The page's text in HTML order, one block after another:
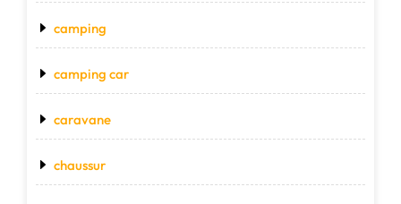
camping
camping car
caravane
chaussur